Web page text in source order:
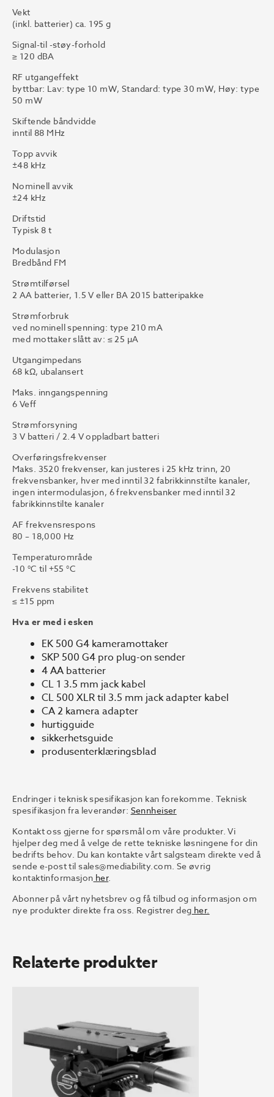
Vekt
(inkl. batterier) ca. 195 g
Signal-til -støy-forhold
≥ 120 dBA
RF utgangeffekt
byttbar: Lav: type 10 mW, Standard: type 30 mW, Høy: type
50 mW
Skiftende båndvidde
inntil 88 MHz
Topp avvik
±48 kHz
Nominell avvik
±24 kHz
Driftstid
Typisk 8 t
Modulasjon
Bredbånd FM
Strømtilførsel
2 AA batterier, 1.5 V eller BA 2015 batteripakke
Strømforbruk
ved nominell spenning: type 210 mA
med mottaker slått av: ≤ 25 µA
Utgangimpedans
68 kΩ, ubalansert
Maks. inngangspenning
6 Veff
Strømforsyning
3 V batteri / 2.4 V oppladbart batteri
Overføringsfrekvenser
Maks. 3520 frekvenser, kan justeres i 25 kHz trinn, 20
frekvensbanker, hver med inntil 32 fabrikkinnstilte kanaler,
ingen intermodulasjon, 6 frekvensbanker med inntil 32
fabrikkinnstilte kanaler
AF frekvensrespons
80 – 18,000 Hz
Temperaturområde
-10 °C til +55 °C
Frekvens stabilitet
≤ ±15 ppm
Hva er med i esken
EK 500 G4 kameramottaker
SKP 500 G4 pro plug-on sender
4 AA batterier
CL 1 3.5 mm jack kabel
CL 500 XLR til 3.5 mm jack adapter kabel
CA 2 kamera adapter
hurtigguide
sikkerhetsguide
produsenterklæringsblad
Endringer i teknisk spesifikasjon kan forekomme. Teknisk
spesifikasjon fra leverandør: Sennheiser
Kontakt oss gjerne for spørsmål om våre produkter. Vi
hjelper deg med å velge de rette tekniske løsningene for din
bedrifts behov. Du kan kontakte vårt salgsteam direkte ved å
sende e-post tilsales@mediability.com. Se øvrig
kontaktinformasjon her.
Abonner på vårt nyhetsbrev og få tilbud og informasjon om
nye produkter direkte fra oss. Registrer deg her.
Relaterte produkter